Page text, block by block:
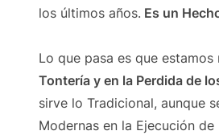
los últimos años. Es un
Lo que pasa es que estamos
Tontería y en la Perdida de
sirve lo Tradicional, aunque
Modernas en la Ejecución